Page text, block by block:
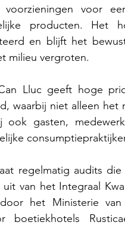
voorzieningen voor
producten. Het
en blijft het
milieu vergroten.
Lluc geeft hoge
waarbij niet alleen
ook gasten,
regelmatig audits
van het Integraal
het Ministerie
boetiekhotels